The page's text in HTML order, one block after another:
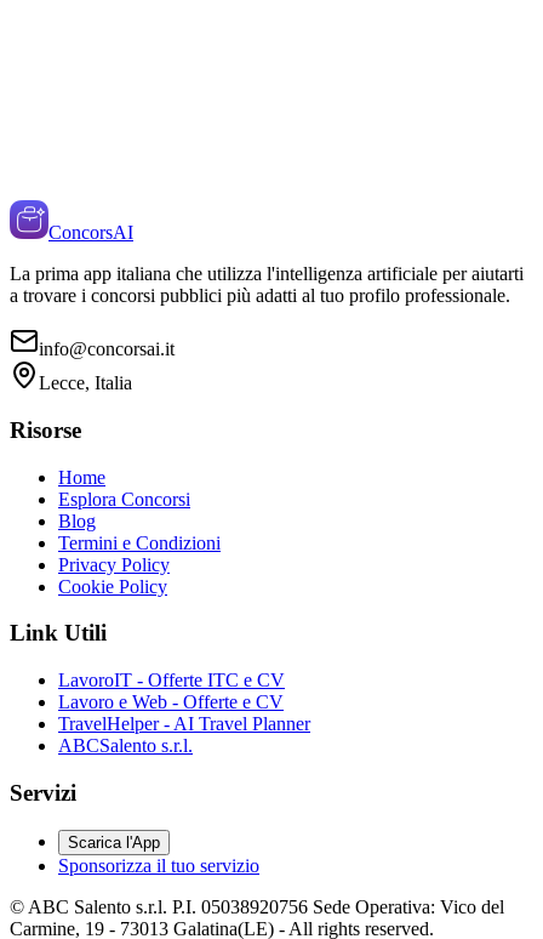
ConcorsAI
La prima app italiana che utilizza l'intelligenza artificiale per aiutarti
a trovare i concorsi pubblici più adatti al tuo profilo professionale.
info@concorsai.it
Lecce, Italia
Risorse
Home
Esplora Concorsi
Blog
Termini e Condizioni
Privacy Policy
Cookie Policy
Link Utili
LavoroIT - Offerte ITC e CV
Lavoro e Web - Offerte e CV
TravelHelper - AI Travel Planner
ABCSalento s.r.l.
Servizi
Scarica l'App
Sponsorizza il tuo servizio
© ABC Salento s.r.l. P.I. 05038920756 Sede Operativa: Vico del
Carmine, 19 - 73013 Galatina(LE) - All rights reserved.